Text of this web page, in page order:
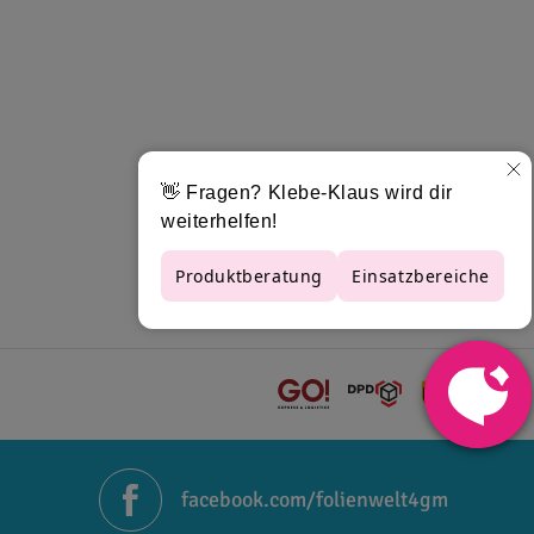
hat es seine Endhaftung erreicht.
Säuren, Salze und Alkale. Orajet
Veredelung mit einem Laminat der Oraguard
bis zu 10 Jahre, die transparente Variante
der selbstklebenden und
Spitzenqualität zu besonders
facebook.com/folienwelt4gm